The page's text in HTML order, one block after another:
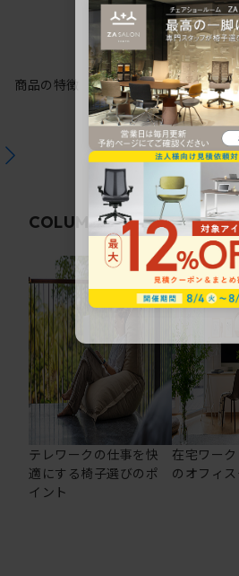
商品の特徴
COLUMN関連コラム
テレワークの仕事を快
適にする椅子選びのポ
イント
在宅ワー
のオフィ